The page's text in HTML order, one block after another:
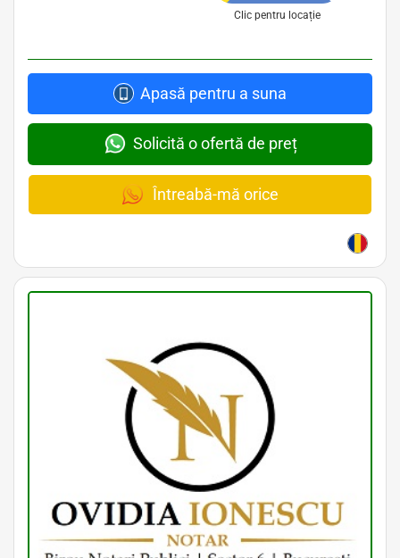
Clic pentru locație
Apasă pentru a suna
Solicită o ofertă de preț
Întreabă-mă orice